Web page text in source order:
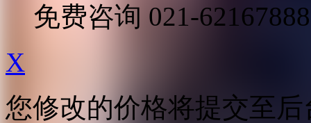
免费咨询 021-62167888
X
您修改的价格将提交至